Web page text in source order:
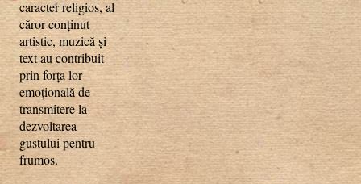
caracter religios, al
căror conţinut
artistic, muzică şi
text au contribuit
prin forţa lor
emoţională de
transmitere la
dezvoltarea
gustului pentru
frumos.